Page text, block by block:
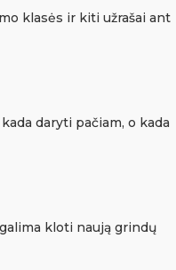
klasės ir kiti užrašai ant
daryti pačiam, o kada
kloti naują grindų